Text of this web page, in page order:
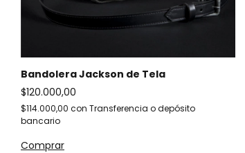
Bandolera Jackson de Tela
$120.000,00
$114.000,00 con Transferencia o depósito
bancario
Comprar